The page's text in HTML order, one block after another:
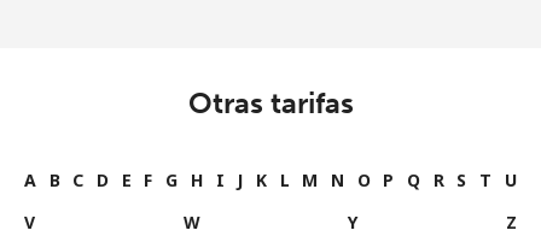
Otras tarifas
A B C D E F G H I J K L M N O P Q R S T
U
V
W Y Z